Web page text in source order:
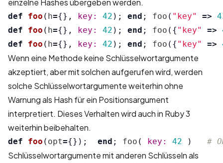
def foo ( h={}, key: 42 ); end ; foo ( "key" =>
def
foo ( h={}, key: 42 ); end ; foo ({ "key" =>
def
foo ( h={}, key: 42 ); end ; foo ({ "key" =>
Wenn eine Methode keine Schlüsselwortargumente
akzeptiert, aber mit solchen aufgerufen wird, werden
solche Schlüsselwortargumente weiterhin ohne
Warnung als Hash für ein Positionsargument
interpretiert. Dieses Verhalten wird auch in Ruby 3
weiterhin beibehalten.
def foo ( opt={}); end ; foo ( key: 42 ) #
Schlüsselwortargumente mit anderen Schlüsseln als